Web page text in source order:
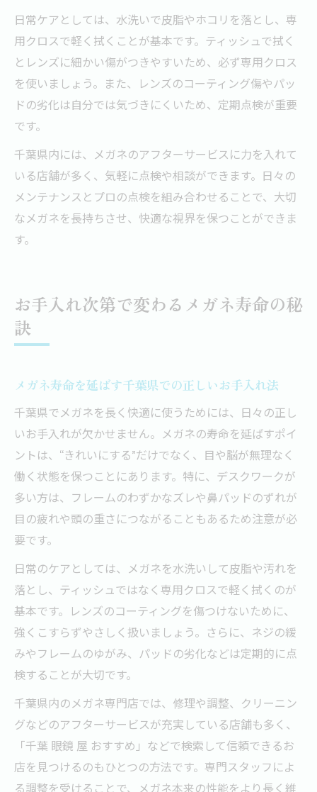
日常ケアとしては、水洗いで皮脂やホコリを落とし、専
用クロスで軽く拭くことが基本です。ティッシュで拭く
とレンズに細かい傷がつきやすいため、必ず専用クロス
を使いましょう。また、レンズのコーティング傷やパッ
ドの劣化は自分では気づきにくいため、定期点検が重要
です。
千葉県内には、メガネのアフターサービスに力を入れて
いる店舗が多く、気軽に点検や相談ができます。日々の
メンテナンスとプロの点検を組み合わせることで、大切
なメガネを長持ちさせ、快適な視界を保つことができま
す。
お手入れ次第で変わるメガネ寿命の秘
訣
メガネ寿命を延ばす千葉県での正しいお手入れ法
千葉県でメガネを長く快適に使うためには、日々の正し
いお手入れが欠かせません。メガネの寿命を延ばすポイ
ントは、“きれいにする”だけでなく、目や脳が無理なく
働く状態を保つことにあります。特に、デスクワークが
多い方は、フレームのわずかなズレや鼻パッドのずれが
目の疲れや頭の重さにつながることもあるため注意が必
要です。
日常のケアとしては、メガネを水洗いして皮脂や汚れを
落とし、ティッシュではなく専用クロスで軽く拭くのが
基本です。レンズのコーティングを傷つけないために、
強くこすらずやさしく扱いましょう。さらに、ネジの緩
みやフレームのゆがみ、パッドの劣化などは定期的に点
検することが大切です。
千葉県内のメガネ専門店では、修理や調整、クリーニン
グなどのアフターサービスが充実している店舗も多く、
「千葉 眼鏡 屋 おすすめ」などで検索して信頼できるお
店を見つけるのもひとつの方法です。専門スタッフによ
る調整を受けることで、メガネ本来の性能をより長く維